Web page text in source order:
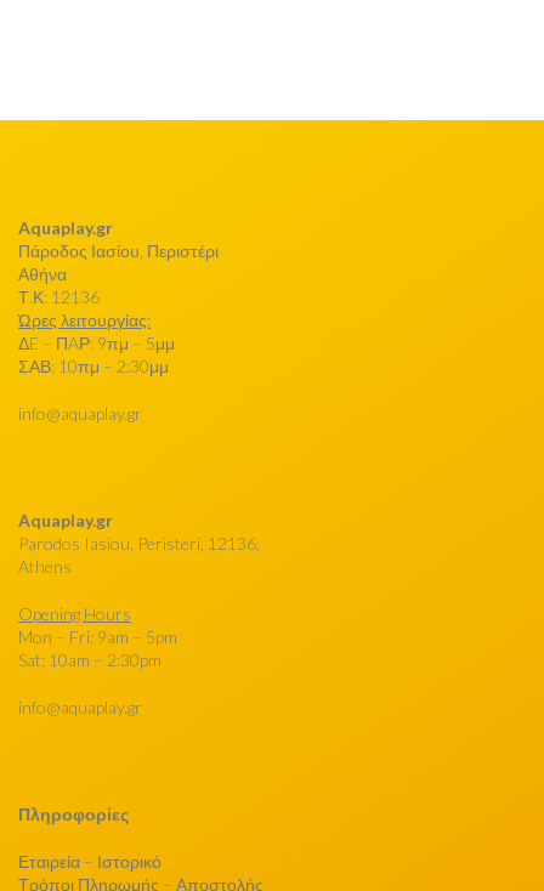
Aquaplay.gr
Πάροδος Ιασίου, Περιστέρι
Αθήνα
Τ.Κ: 12136
Ώρες λειτουργίας:
ΔE – ΠAΡ: 9πμ – 5μμ
ΣΑΒ: 10πμ – 2:30μμ
info@aquaplay.gr
Aquaplay.gr
Parodos Iasiou, Peristeri, 12136,
Athens
Opening Hours
Mon – Fri: 9am – 5pm
Sat: 10am – 2:30pm
info@aquaplay.gr
Πληροφορίες
Εταιρεία – Ιστορικό
Τρόποι Πληρωμής – Αποστολής